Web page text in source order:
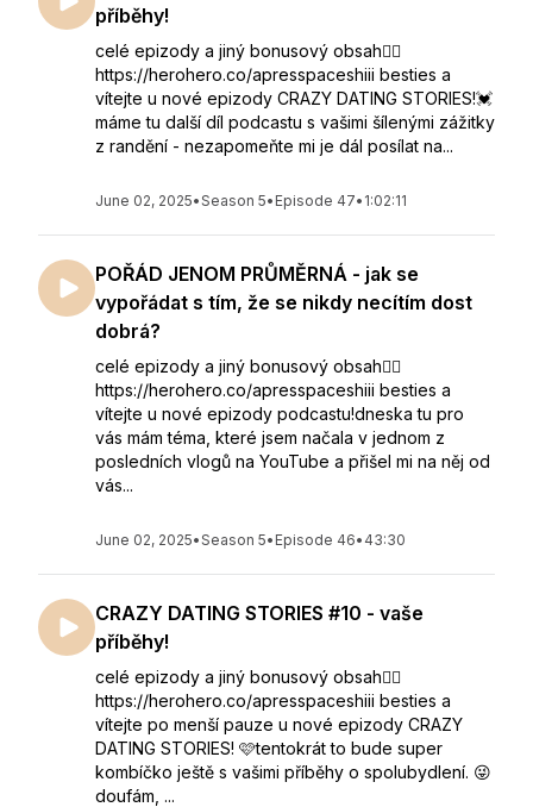
příběhy!
celé epizody a jiný bonusový obsah👇🏻
https://herohero.co/apresspaceshiii besties a
vítejte u nové epizody CRAZY DATING STORIES!💓
máme tu další díl podcastu s vašimi šílenými zážitky
z randění - nezapomeňte mi je dál posílat na...
June 02, 2025•Season 5• Episode 47• 1:02:11
POŘÁD JENOM PRŮMĚRNÁ - jak se
vypořádat s tím, že se nikdy necítím dost
dobrá?
celé epizody a jiný bonusový obsah👇🏻
https://herohero.co/apresspaceshiii besties a
vítejte u nové epizody podcastu!dneska tu pro
vás mám téma, které jsem načala v jednom z
posledních vlogů na YouTube a přišel mi na něj od
vás...
June 02, 2025•Season 5• Episode 46• 43:30
CRAZY DATING STORIES #10 - vaše
příběhy!
celé epizody a jiný bonusový obsah👇🏻
https://herohero.co/apresspaceshiii besties a
vítejte po menší pauze u nové epizody CRAZY
DATING STORIES! 🩷tentokrát to bude super
kombíčko ještě s vašimi příběhy o spolubydlení. 😜
doufám, ...